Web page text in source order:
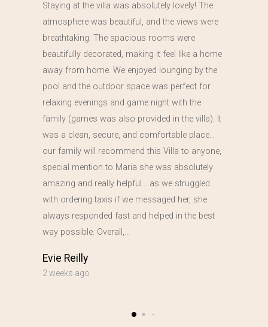
Staying at the villa was absolutely lovely! The
atmosphere was beautiful, and the views were
breathtaking. The spacious rooms were
beautifully decorated, making it feel like a home
away from home. We enjoyed lounging by the
pool and the outdoor space was perfect for
relaxing evenings and game night with the
family (games was also provided in the villa). It
was a clean, secure, and comfortable place…
our family will recommend this Villa to anyone,
special mention to Maria she was absolutely
amazing and really helpful… as we struggled
with ordering taxis if we messaged her, she
always responded fast and helped in the best
way possible. Overall,…
Evie Reilly
2 weeks ago